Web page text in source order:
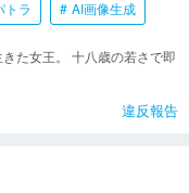
トラ AI画像生成
た女王。 十八歳の若さで即
違反報告